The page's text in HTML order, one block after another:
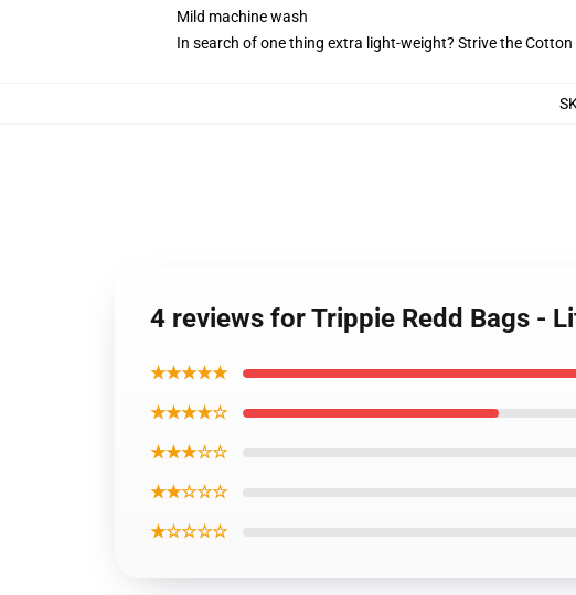
Mild machine wash
In search of one thing extra light-weight? Strive the Cotton
4 reviews for Trippie Redd Bags -
★★★★★
★★★★☆
★★★☆☆
★★☆☆☆
★☆☆☆☆